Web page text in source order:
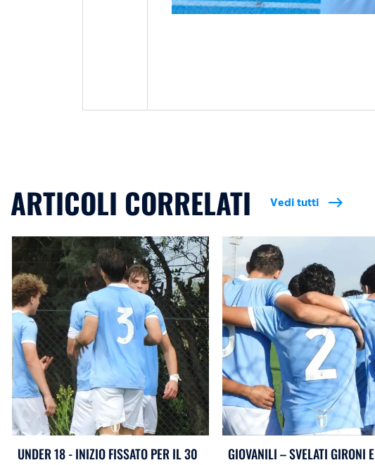
ARTICOLI CORRELATI Vedi tutti east
UNDER 18 - INIZIO FISSATO PER IL 30
GIOVANILI – SVELATI GIRONI E